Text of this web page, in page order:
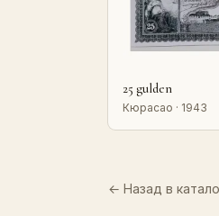
25 gulden
Кюрасао · 1943
← Назад в